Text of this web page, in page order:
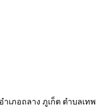
เภอถลาง ภูเก็ต ตำบลเทพ